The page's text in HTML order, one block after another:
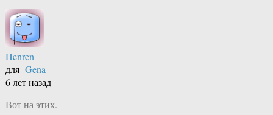
Henren
для Gena
6 лет назад
Вот на этих.